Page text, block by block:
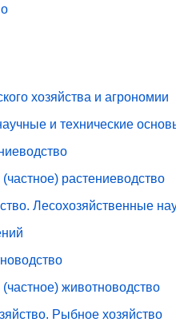
хозяйства и агрономии
и технические
растениеводство
Лесохозяйственные
животноводство
Рыбное хозяйство